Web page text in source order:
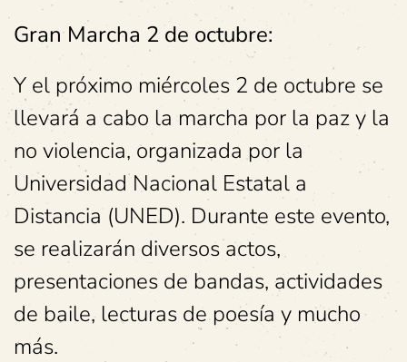
Gran Marcha 2 de octubre:
Y el próximo miércoles 2 de octubre se
llevará a cabo la marcha por la paz y la
no violencia, organizada por la
Universidad Nacional Estatal a
Distancia (UNED). Durante este evento,
se realizarán diversos actos,
presentaciones de bandas, actividades
de baile, lecturas de poesía y mucho
más.